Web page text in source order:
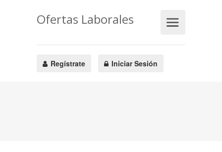
Ofertas Laborales
Regístrate Iniciar Sesión